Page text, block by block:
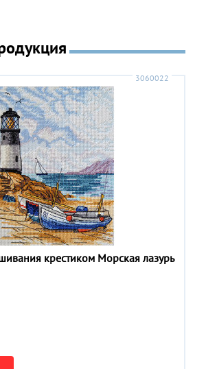
3060022
крестиком Морская лазурь